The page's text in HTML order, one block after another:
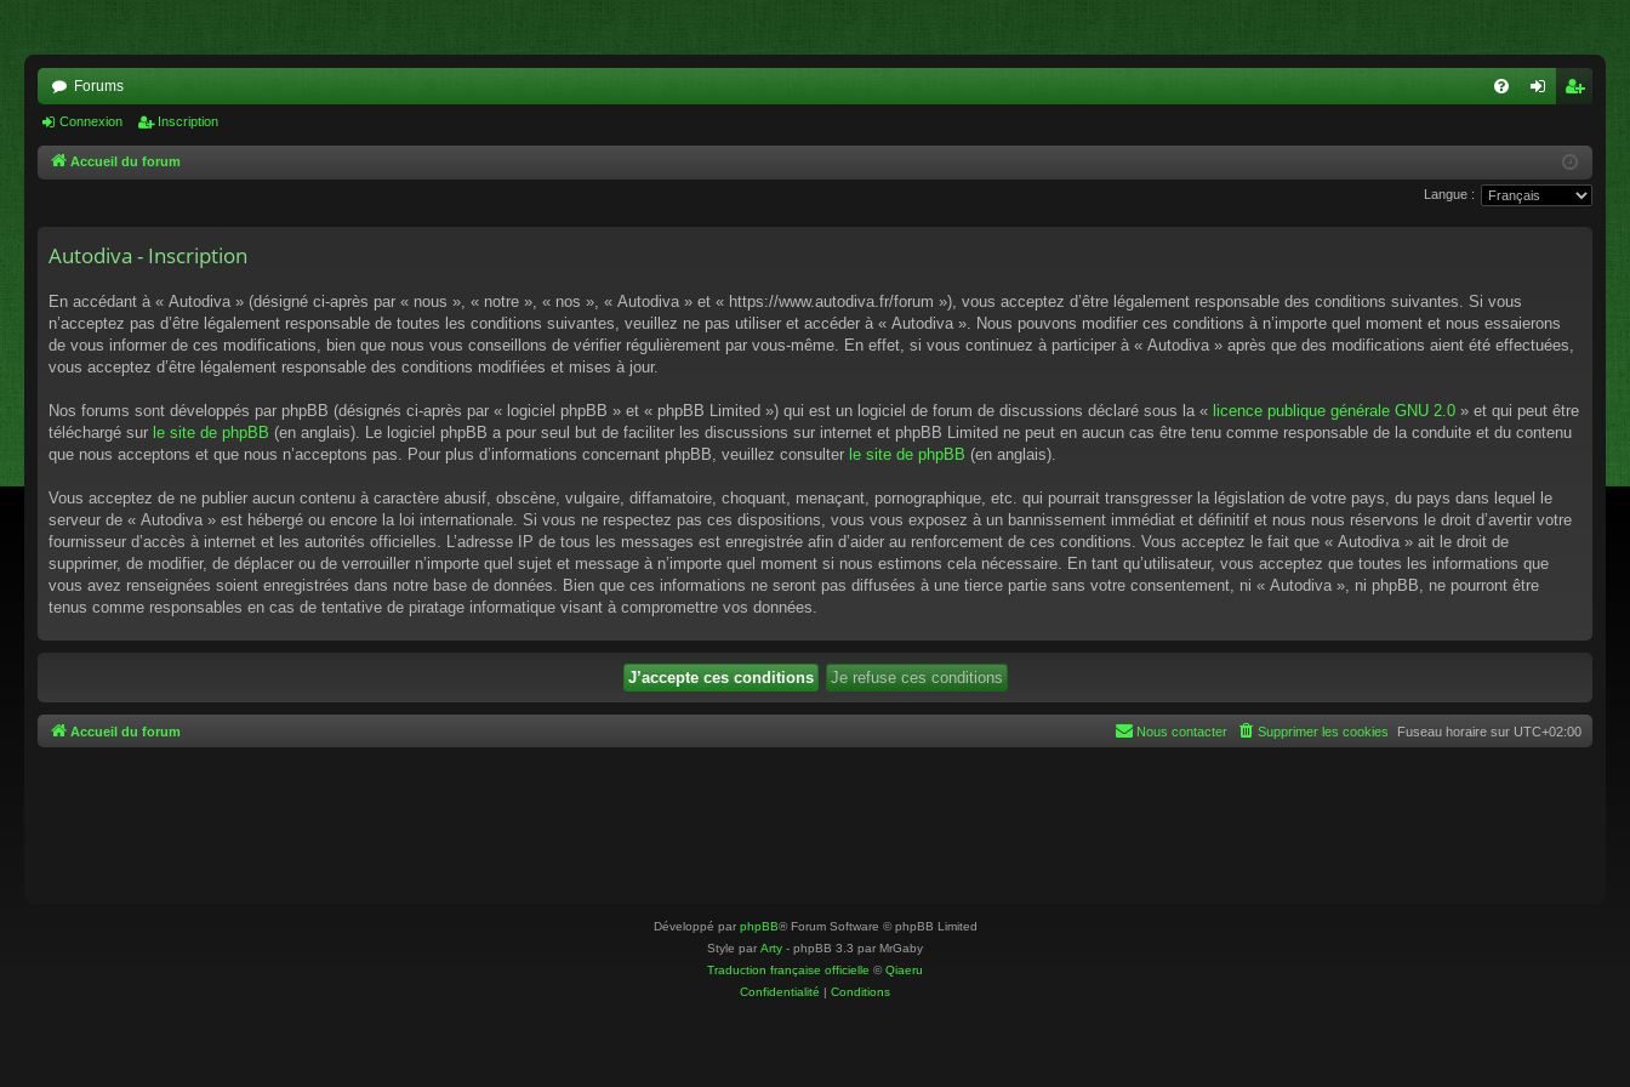
Forums
xi
cri
pti
Connexion Inscription
Accueil du forum
Langue :
Autodiva - Inscription
En accédant à « Autodiva » (désigné ci-après par « nous », « notre », « nos », « Autodiva » et « https://www.autodiva.fr/forum »), vous acceptez d’être légalement responsable des conditions suivantes. Si vous
n’acceptez pas d’être légalement responsable de toutes les conditions suivantes, veuillez ne pas utiliser et accéder à « Autodiva ». Nous pouvons modifier ces conditions à n’importe quel moment et nous essaierons
de vous informer de ces modifications, bien que nous vous conseillons de vérifier régulièrement par vous-même. En effet, si vous continuez à participer à « Autodiva » après que des modifications aient été effectuées,
vous acceptez d’être légalement responsable des conditions modifiées et mises à jour.
Nos forums sont développés par phpBB (désignés ci-après par « logiciel phpBB » et « phpBB Limited ») qui est un logiciel de forum de discussions déclaré sous la « licence publique générale GNU 2.0 » et qui peut être
téléchargé sur le site de phpBB (en anglais). Le logiciel phpBB a pour seul but de faciliter les discussions sur internet et phpBB Limited ne peut en aucun cas être tenu comme responsable de la conduite et du contenu
que nous acceptons et que nous n’acceptons pas. Pour plus d’informations concernant phpBB, veuillez consulter le site de phpBB (en anglais).
Vous acceptez de ne publier aucun contenu à caractère abusif, obscène, vulgaire, diffamatoire, choquant, menaçant, pornographique, etc. qui pourrait transgresser la législation de votre pays, du pays dans lequel le
serveur de « Autodiva » est hébergé ou encore la loi internationale. Si vous ne respectez pas ces dispositions, vous vous exposez à un bannissement immédiat et définitif et nous nous réservons le droit d’avertir votre
fournisseur d’accès à internet et les autorités officielles. L’adresse IP de tous les messages est enregistrée afin d’aider au renforcement de ces conditions. Vous acceptez le fait que « Autodiva » ait le droit de
supprimer, de modifier, de déplacer ou de verrouiller n’importe quel sujet et message à n’importe quel moment si nous estimons cela nécessaire. En tant qu’utilisateur, vous acceptez que toutes les informations que
vous avez renseignées soient enregistrées dans notre base de données. Bien que ces informations ne seront pas diffusées à une tierce partie sans votre consentement, ni « Autodiva », ni phpBB, ne pourront être
tenus comme responsables en cas de tentative de piratage informatique visant à compromettre vos données.
Accueil du forum Fuseau horaire sur UTC+02:00
Supprimer les cookies
Nous contacter
Développé par phpBB® Forum Software © phpBB Limited
Style par Arty - phpBB 3.3 par MrGaby
Traduction française officielle ©Qiaeru
Confidentialité | Conditions